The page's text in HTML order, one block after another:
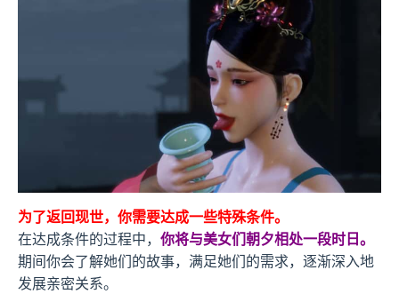
为了返回现世，你需要达成一些特殊条件。
在达成条件的过程中， 你将与美女们朝夕相处一段时日。
期间你会了解她们的故事，满足她们的需求，逐渐深入地
发展亲密关系。